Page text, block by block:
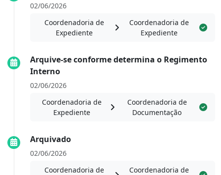
02/06/2026
Coordenadoria de
Expediente
Coordenadoria de
Expediente
Arquive-se conforme determina o Regimento
Interno
02/06/2026
Coordenadoria de
Expediente
Coordenadoria de
Documentação
Arquivado
02/06/2026
Coordenadoria de
Coordenadoria de